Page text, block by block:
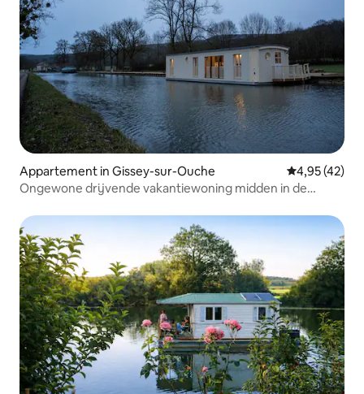
Appartement in Gissey-sur-Ouche Gemiddelde
4,95 (42)
Ongewone drijvende vakantiewoning midden in de